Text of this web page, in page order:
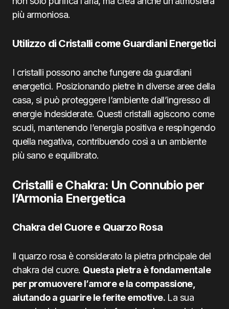
più armoniosa.
Utilizzo di Cristalli come Guardiani Energetici
I cristalli possono anche fungere da guardiani
energetici. Posizionando pietre in diverse aree della
casa, si può proteggere l’ambiente dall’ingresso di
energie indesiderate. Questi cristalli agiscono come
scudi, mantenendo l’energia positiva e respingendo
quella negativa, contribuendo così a un ambiente
più sano e equilibrato.
Cristalli e Chakra: Un Connubio per
l’Armonia Energetica
Chakra del Cuore e Quarzo Rosa
Il quarzo rosa è considerato la pietra principale del
chakra del cuore. Questa pietra è fondamentale
per promuovere l’amore e la compassione,
aiutando a guarire le ferite emotive. La sua